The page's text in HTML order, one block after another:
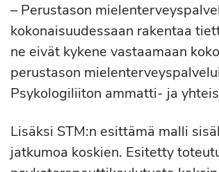
– Perustason
kokonaisuudessaan rakentaa
ne eivät kykene vastaamaan
perustason
Psykologiliiton ammatti- ja
Lisäksi STM:n esittämä malli
jatkumoa koskien. Esitetty